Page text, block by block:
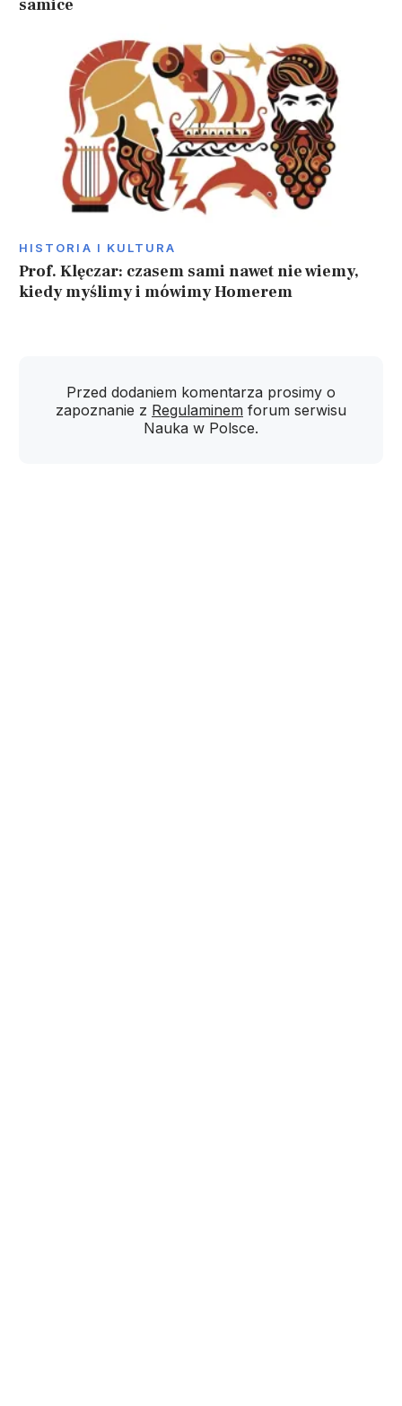
samice
HISTORIA I KULTURA
Prof. Klęczar: czasem sami nawet nie wiemy,
kiedy myślimy i mówimy Homerem
Przed dodaniem komentarza prosimy o
zapoznanie z Regulaminem forum serwisu
Nauka w Polsce.